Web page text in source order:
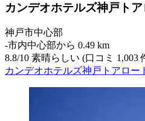
カンデオホテルズ神戸ト
神戸市中心部
‐市内中心部から 0.49 km
8.8/10 素晴らしい (口コミ 1,003
カンデオホテルズ神戸トアロー